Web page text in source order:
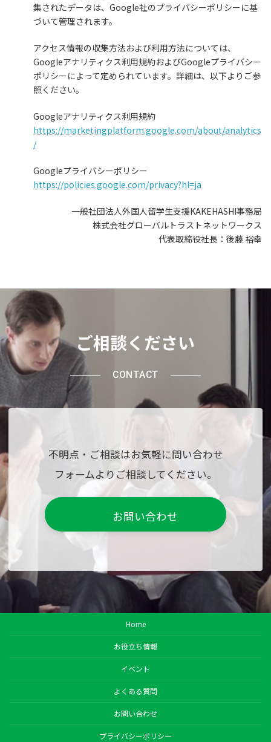
集されたデータは、Google社のプライバシーポリシーに基
づいて管理されます。
アクセス情報の収集方法および利用方法については、
Googleアナリティクス利用規約およびGoogleプライバシー
ポリシーによって定められています。詳細は、以下よりご参
照ください。
Googleアナリティクス利用規約
https://marketingplatform.google.com/about/analytics
/
Googleプライバシーポリシー
https://policies.google.com/privacy?hl=ja
一般社団法人外国人留学生支援KAKEHASHI事務局
株式会社グローバルトラストネットワークス
代表取締役社長：後藤 裕幸
ご相談ください
CONTACT
不明点・ご相談はお気軽に問い合わせ
フォームよりご相談してください。
お問い合わせ
Home
お役立ち情報
イベント
よくある質問
お問い合わせ
プライバシーポリシー